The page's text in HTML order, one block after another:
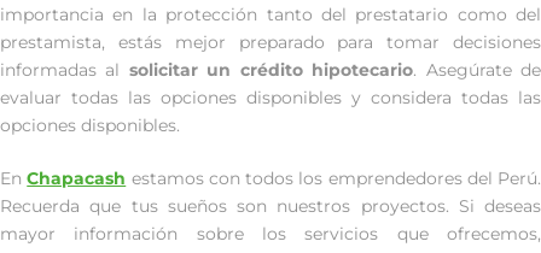
importancia en la protección tanto del prestatario como del
prestamista, estás mejor preparado para tomar decisiones
informadas al solicitar un crédito hipotecario. Asegúrate de
evaluar todas las opciones disponibles y considera todas las
opciones disponibles.
EnChapacash estamos con todos los emprendedores del Perú.
Recuerda que tus sueños son nuestros proyectos. Si deseas
mayor información sobre los servicios que ofrecemos,